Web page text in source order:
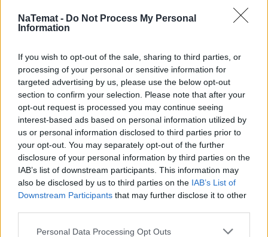
NaTemat - Do Not Process My Personal
Information
If you wish to opt-out of the sale, sharing to third parties, or
processing of your personal or sensitive information for
targeted advertising by us, please use the below opt-out
section to confirm your selection. Please note that after your
opt-out request is processed you may continue seeing
interest-based ads based on personal information utilized by
us or personal information disclosed to third parties prior to
your opt-out. You may separately opt-out of the further
disclosure of your personal information by third parties on the
IAB’s list of downstream participants. This information may
also be disclosed by us to third parties on the IAB’s List of
Downstream Participants that may further disclose it to other
Personal Data Processing Opt Outs
Przeliczając te procenty na mandaty, widzimy
potencjalny układ przyszłego Sejmu.
163 posłów, PiS – 147, Konfederacja – 74,
Konfederacja Korony Polskiej – 45, Lewica – 31.
Większość potrzebna do rządzenia (nie mówiąc o
odrzucaniu wet prezydenta) wynosi 231. Jak widać,
KO z Lewicą nie miałyby szans jej uzyskać. Dopiero
dołączenie do KO Konfederacji dałoby
Donaldowi Tuskowi możliwość kontynuowania
jego rządów. W takim układzie Lewica byłaby
częścią opozycji (zakładając, że obawiałaby się ze
względów politycznych wejść w koalicję z
Konfederacją).